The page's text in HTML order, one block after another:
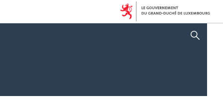
AFFICHER / MASQUER